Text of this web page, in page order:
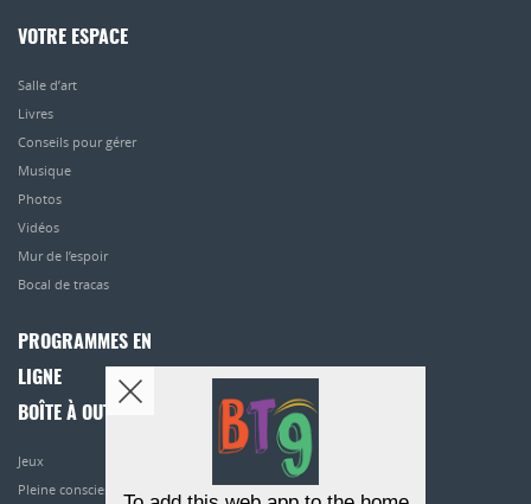
VOTRE ESPACE
Salle d’art
Livres
Conseils pour gérer
Musique
Photos
Vidéos
Mur de l’espoir
Bocal de tracas
PROGRAMMES EN
LIGNE
BOÎTE À OUTILS
Jeux
Pleine conscience